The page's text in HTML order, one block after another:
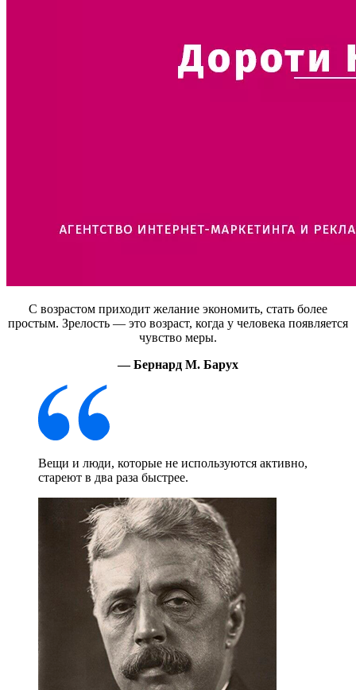
С возрастом приходит желание экономить, стать более
простым. Зрелость — это возраст, когда у человека появляется
чувство меры.
— Бернард М. Барух
Вещи и люди, которые не используются активно,
стареют в два раза быстрее.